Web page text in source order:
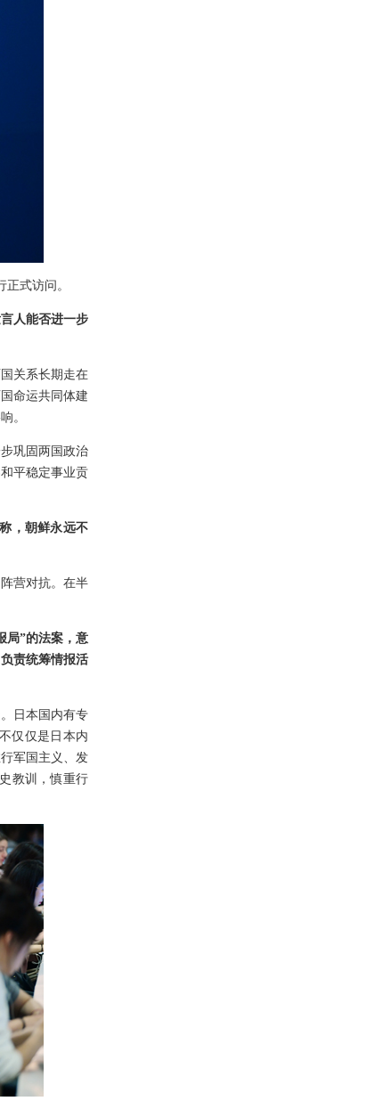
式访问。
人能否进一步
关系长期走在
命运共同体建
。
巩固两国政治
平稳定事业贡
，朝鲜永远不
营对抗。在半
局”的法案，意
责统筹情报活
日本国内有专
仅仅是日本内
军国主义、发
教训，慎重行